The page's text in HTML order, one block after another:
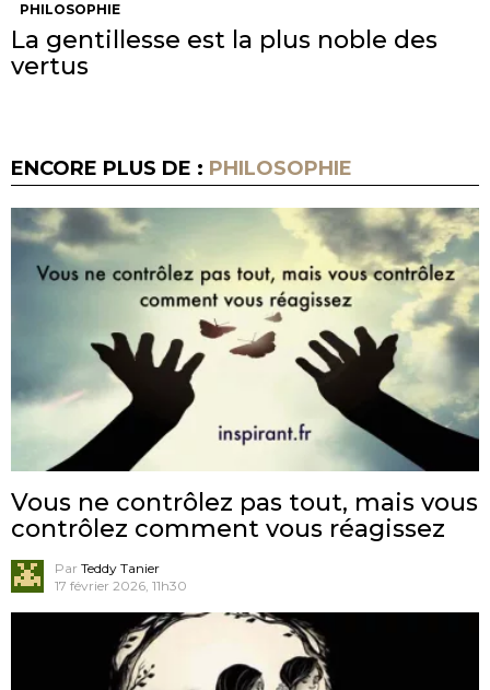
PHILOSOPHIE
La gentillesse est la plus noble des
vertus
ENCORE PLUS DE : PHILOSOPHIE
Vous ne contrôlez pas tout, mais vous
contrôlez comment vous réagissez
Par Teddy Tanier
17 février 2026, 11h30